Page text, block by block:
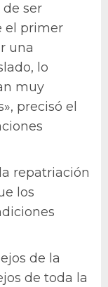
ser
el primer
una
lo
muy
precisó el
repatriación
los
de la
de toda la